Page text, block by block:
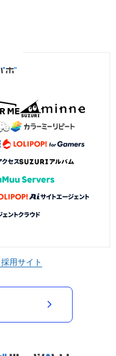
採用サイト